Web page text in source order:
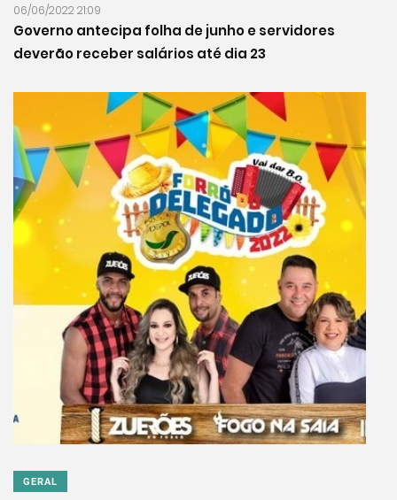
06/06/2022 21:09
Governo antecipa folha de junho e servidores
deverão receber salários até dia 23
GERAL